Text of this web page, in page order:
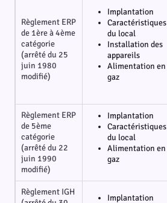
Règlement ERP
de 1ère à 4ème
catégorie
(arrêté du 25
juin 1980
modifié)
Implantation
Caractéristiques
du local
Installation des
appareils
Alimentation en
gaz
Règlement ERP
de 5ème
catégorie
(arrêté du 22
juin 1990
modifié)
Implantation
Caractéristiques
du local
Alimentation en
gaz
Règlement IGH
Implantation